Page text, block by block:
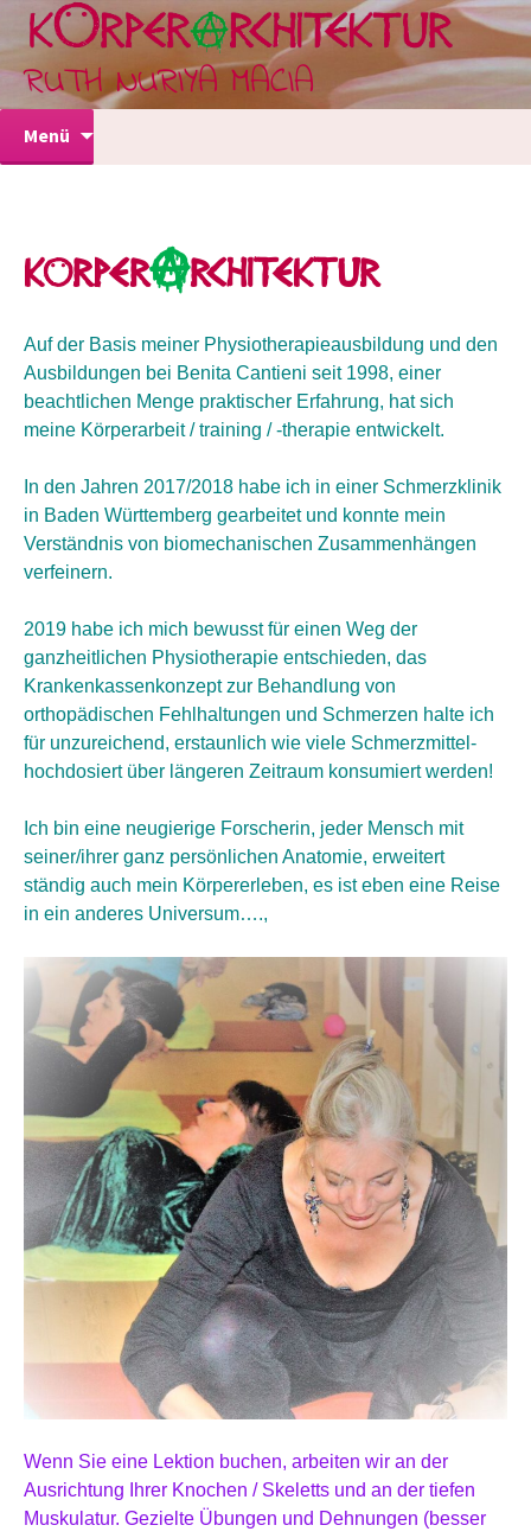
KOERPERARCHITEKTUR
RUTH NURIYA MACIA
Menü
KÖRPERARCHITEKTUR
Auf der Basis meiner Physiotherapieausbildung und den
Ausbildungen bei Benita Cantieni seit 1998, einer
beachtlichen Menge praktischer Erfahrung, hat sich
meine Körperarbeit / training / -therapie entwickelt.
In den Jahren 2017/2018 habe ich in einer Schmerzklinik
in Baden Württemberg gearbeitet und konnte mein
Verständnis von biomechanischen Zusammenhängen
verfeinern.
2019 habe ich mich bewusst für einen Weg der
ganzheitlichen Physiotherapie entschieden, das
Krankenkassenkonzept zur Behandlung von
orthopädischen Fehlhaltungen und Schmerzen halte ich
für unzureichend, erstaunlich wie viele Schmerzmittel-
hochdosiert über längeren Zeitraum konsumiert werden!
Ich bin eine neugierige Forscherin, jeder Mensch mit
seiner/ihrer ganz persönlichen Anatomie, erweitert
ständig auch mein Körpererleben, es ist eben eine Reise
in ein anderes Universum….,
Wenn Sie eine Lektion buchen, arbeiten wir an der
Ausrichtung Ihrer Knochen / Skeletts und an der tiefen
Muskulatur. Gezielte Übungen und Dehnungen (besser